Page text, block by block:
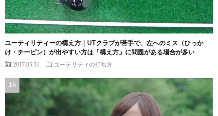
ユーティリティーの構え方｜UTクラブが苦手で、左へのミス（ひっか
け・チーピン）が出やすい方は「構え方」に問題がある場合が多い
2017.05.31 ユーテリティの打ち方